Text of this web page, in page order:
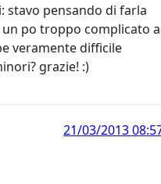
stavo pensando di farla
po troppo complicato a
veramente difficile
grazie! :)
21/03/2013